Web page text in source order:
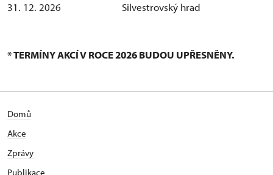
31. 12. 2026 Silvestrovský hrad
* TERMÍNY AKCÍ V ROCE 2026 BUDOU UPŘESNĚNY.
Domů
Akce
Zprávy
Publikace